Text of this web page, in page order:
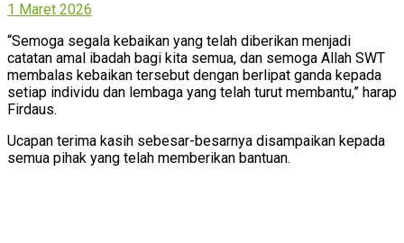
1 Maret 2026
“Semoga segala kebaikan yang telah diberikan menjadi
catatan amal ibadah bagi kita semua, dan semoga Allah SWT
membalas kebaikan tersebut dengan berlipat ganda kepada
setiap individu dan lembaga yang telah turut membantu,” harap
Firdaus.
Ucapan terima kasih sebesar-besarnya disampaikan kepada
semua pihak yang telah memberikan bantuan.